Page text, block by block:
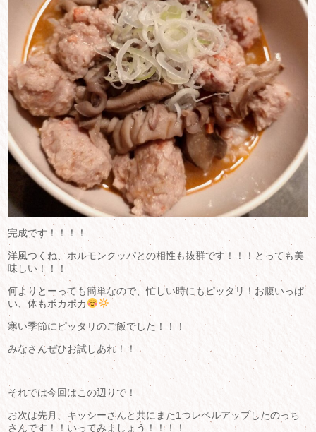
完成です！！！！
洋風つくね、ホルモンクッパとの相性も抜群です！！！とっても美
味しい！！！
何よりとーっても簡単なので、忙しい時にもピッタリ！お腹いっぱ
い、体もポカポカ
寒い季節にピッタリのご飯でした！！！
みなさんぜひお試しあれ！！
それでは今回はこの辺りで！
お次は先月、キッシーさんと共にまた1つレベルアップしたのっち
さんです！！いってみましょう！！！！